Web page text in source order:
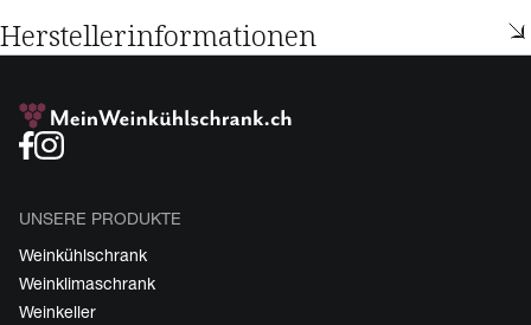
Herstellerinformationen
UNSERE PRODUKTE
Weinkühlschrank
Weinklimaschrank
Weinkeller